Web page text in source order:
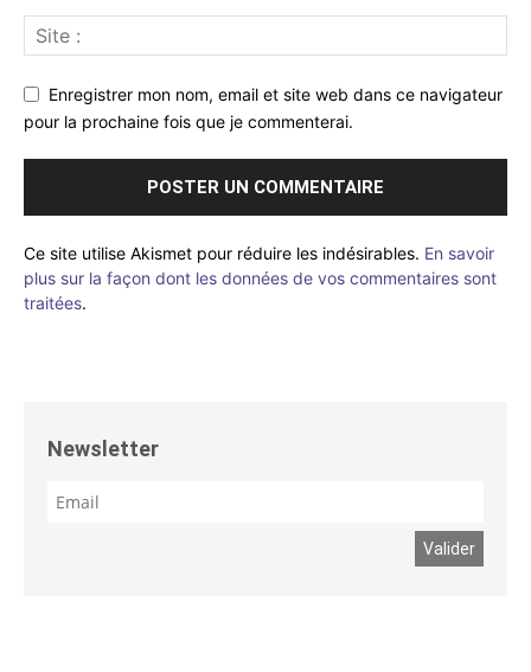
Enregistrer mon nom, email et site web dans ce navigateur
pour la prochaine fois que je commenterai.
Ce site utilise Akismet pour réduire les indésirables. En savoir
plus sur la façon dont les données de vos commentaires sont
traitées.
Newsletter